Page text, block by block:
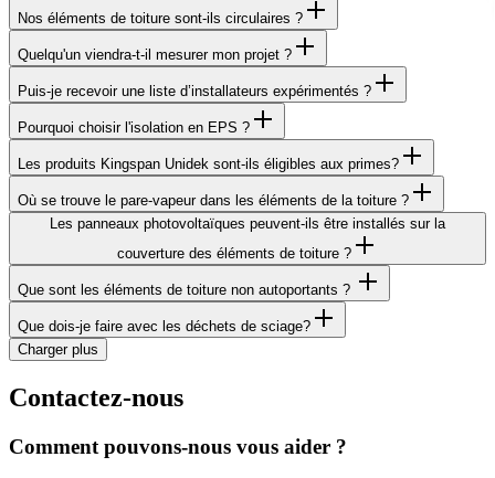
Nos éléments de toiture sont-ils circulaires ?
Quelqu'un viendra-t-il mesurer mon projet ?
Puis-je recevoir une liste d’installateurs expérimentés ?
Pourquoi choisir l'isolation en EPS ?
Les produits Kingspan Unidek sont-ils éligibles aux primes?
Où se trouve le pare-vapeur dans les éléments de la toiture ?
Les panneaux photovoltaïques peuvent-ils être installés sur la
couverture des éléments de toiture ?
Que sont les éléments de toiture non autoportants ?
Que dois-je faire avec les déchets de sciage?
Charger plus
Contactez-nous
Comment pouvons-nous vous aider ?